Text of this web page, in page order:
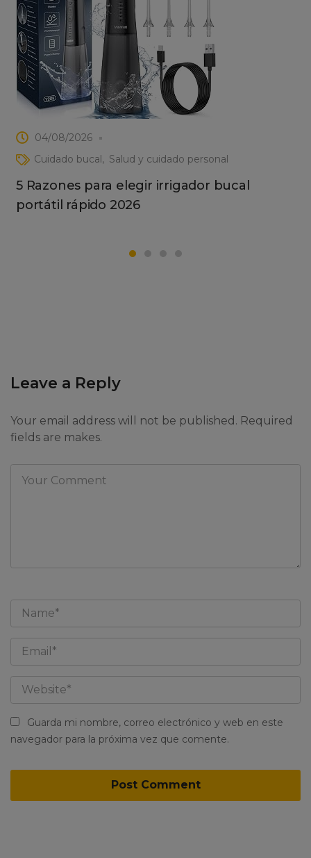
04/08/2026
Cuidado bucal
Salud y cuidado personal
5 Razones para elegir irrigador bucal
portátil rápido 2026
Leave a Reply
Your email address will not be published. Required
fields are makes.
Guarda mi nombre, correo electrónico y web en este
navegador para la próxima vez que comente.